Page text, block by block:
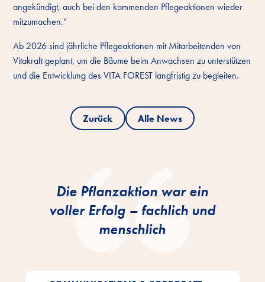
angekündigt, auch bei den kommenden Pflegeaktionen wieder
mitzumachen.“
Ab 2026 sind jährliche Pflegeaktionen mit Mitarbeitenden von
Vitakraft geplant, um die Bäume beim Anwachsen zu unterstützen
und die Entwicklung des VITA FOREST langfristig zu begleiten.
Zurück Alle News
Die Pflanzaktion war ein
voller Erfolg – fachlich und
menschlich